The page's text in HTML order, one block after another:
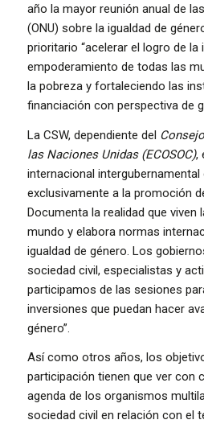
año la mayor reunión anual de las
(ONU) sobre la igualdad de
prioritario “acelerar el logro de la
empoderamiento de todas las
la pobreza y fortaleciendo las
financiación con perspectiva de
La CSW, dependiente del
las Naciones Unidas (ECOSOC),
internacional intergubernamental
exclusivamente a la promoción
Documenta la realidad que viven
mundo y elabora normas
igualdad de género. Los
sociedad civil, especialistas y
participamos de las sesiones
inversiones que puedan hacer
género”.
Así como otros años, los
participación tienen que ver con
agenda de los organismos
sociedad civil en relación con el